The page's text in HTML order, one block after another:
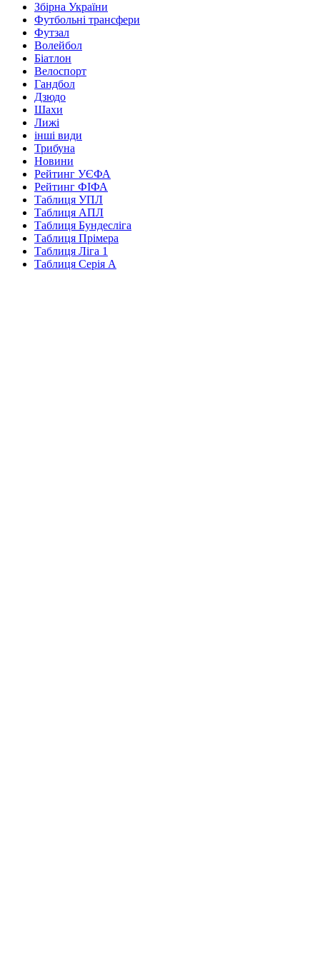
Збірна України
Футбольні трансфери
Футзал
Волейбол
Біатлон
Велоспорт
Гандбол
Дзюдо
Шахи
Лижі
інші види
Трибуна
Новини
Рейтинг УЄФА
Рейтинг ФІФА
Таблиця УПЛ
Таблиця АПЛ
Таблиця Бундесліга
Таблиця Прімера
Таблиця Ліга 1
Таблиця Серія А